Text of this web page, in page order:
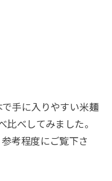
手に入りやすい米麺
比べしてみました。
考程度にご覧下さ